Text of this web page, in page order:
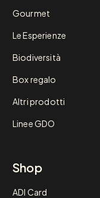
Gourmet
Le Esperienze
Biodiversità
Box regalo
Altri prodotti
Linee GDO
Shop
ADI Card